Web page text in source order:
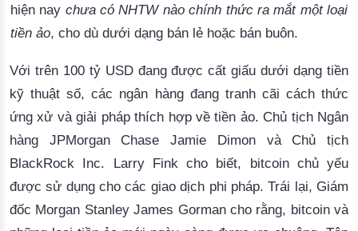
hiện nay chưa có NHTW nào chính thức ra mắt một loại
tiền ảo, cho dù dưới dạng bán lẻ hoặc bán buôn.
Với trên 100 tỷ USD đang được cất giấu dưới dạng tiền
kỹ thuật số, các ngân hàng đang tranh cãi cách thức
ứng xử và giải pháp thích hợp về tiền ảo. Chủ tịch Ngân
hàng JPMorgan Chase Jamie Dimon và Chủ tịch
BlackRock Inc. Larry Fink cho biết, bitcoin chủ yếu
được sử dụng cho các giao dịch phi pháp. Trái lại, Giám
đốc Morgan Stanley James Gorman cho rằng, bitcoin và